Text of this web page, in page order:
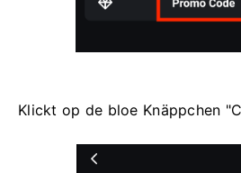
Klickt op de bloe Knäppchen